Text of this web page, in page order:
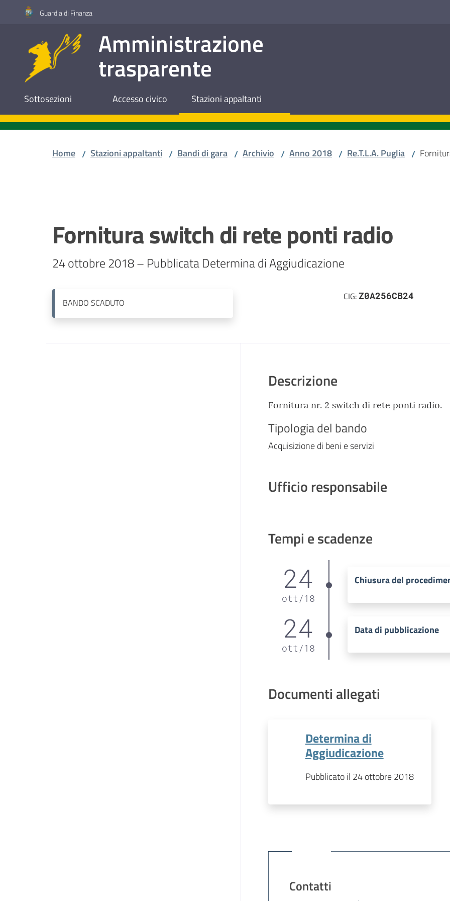
Vai al contenuto
Vai alla navigazione
Vai al footerGuardia di Finanza
Amministrazione
trasparente
Sottosezioni Accesso civico Stazioni appaltanti
Home / Stazioni appaltanti / Bandi di gara / Archivio / Anno 2018 / Re.T.L.A. Puglia /
Fornitura switch di rete ponti radio
24 ottobre 2018 – Pubblicata Determina di Aggiudicazione
BANDO SCADUTO
CIG:Z0A256CB24
Descrizione
Fornitura nr. 2 switch di rete ponti radio.
Tipologia del bando
Acquisizione di beni e servizi
Ufficio responsabile
Tempi e scadenze
24
ott /18
Chiusura del
24
ott /18
Data di pubblicazione
Documenti allegati
Determina di
Aggiudicazione
Pubblicato il 24 ottobre 2018
Contatti